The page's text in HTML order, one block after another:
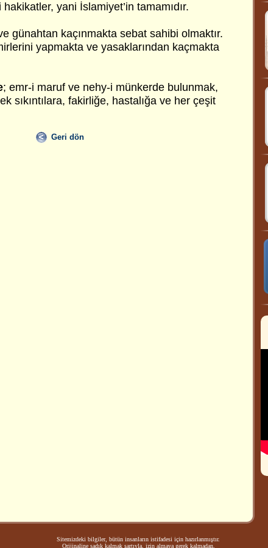
yani İslamiyet’in tamamıdır.
günahtan kaçınmakta sebat sahibi olmaktır.
yapmakta ve yasaklarından kaçmakta
; emr-i maruf ve nehy-i münkerde bulunmak,
sıkıntılara, fakirliğe, hastalığa ve her çeşit
Geri dön
Sitemizdeki bilgiler, bütün insanların istifadesi için hazırlanmıştır.
Orijinaline sadık kalmak şartıyla, izin almaya gerek kalmadan,